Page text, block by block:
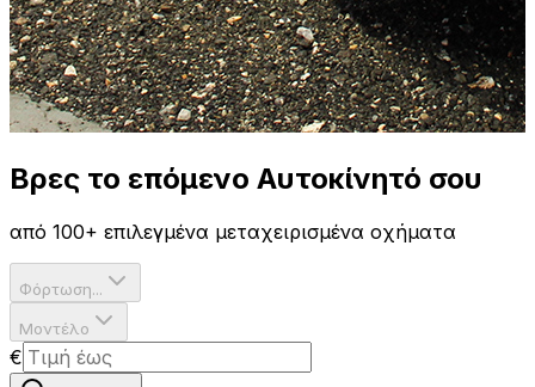
Βρες το επόμενο Αυτοκίνητό σου
από 100+ επιλεγμένα μεταχειρισμένα οχήματα
Φόρτωση...
Μοντέλο
€